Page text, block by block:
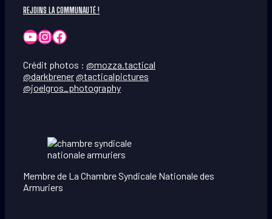
REJOINS LA COMMUNAUTÉ !
YouTube
Instagram
Facebook
Crédit photos : @mozza.tactical
@darkbrener@tacticalpictures
@joelgros_photography
Membre de La Chambre Syndicale Nationale des
Armuriers